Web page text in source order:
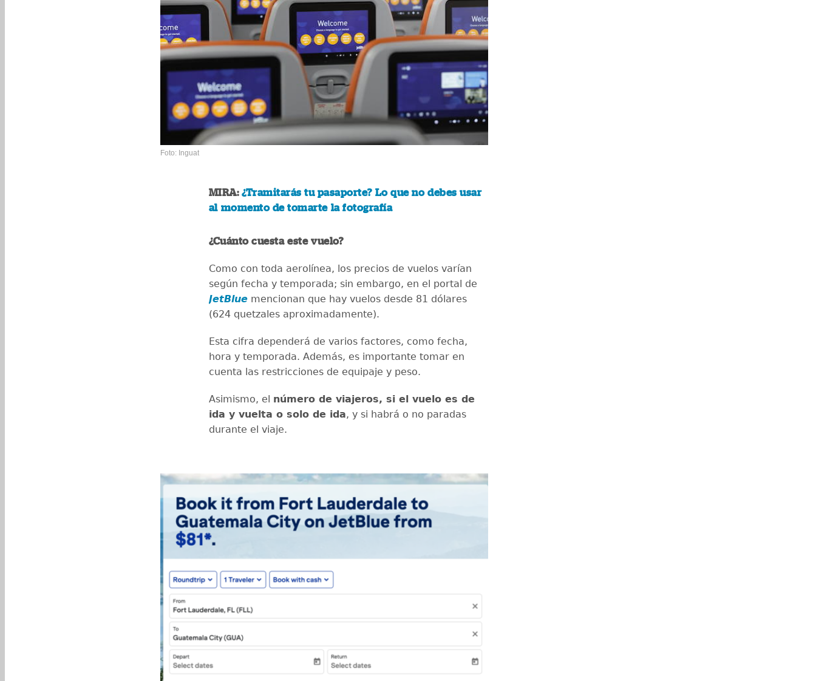
Foto: Inguat
MIRA:¿Tramitarás tu pasaporte? Lo que no debes usar
al momento de tomarte la fotografía
¿Cuánto cuesta este vuelo?
Como con toda aerolínea, los precios de vuelos varían
según fecha y temporada; sin embargo, en el portal de
JetBlue mencionan que hay vuelos desde 81 dólares
(624 quetzales aproximadamente).
Esta cifra dependerá de varios factores, como fecha,
hora y temporada. Además, es importante tomar en
cuenta las restricciones de equipaje y peso.
Asimismo, el número de viajeros, si el vuelo es de
ida y vuelta o solo de ida, y si habrá o no paradas
durante el viaje.